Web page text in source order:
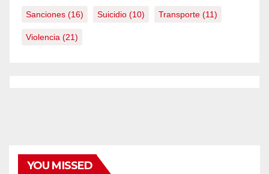
Sanciones (16) Suicidio (10) Transporte (11)
Violencia (21)
YOU MISSED